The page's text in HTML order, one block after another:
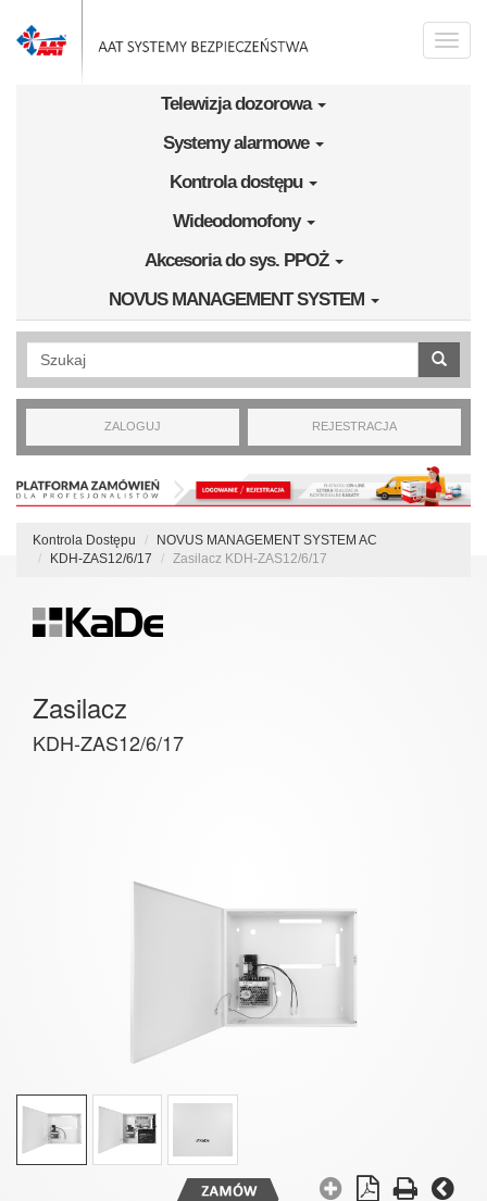
Toggle
Telewizja dozorowa
Systemy alarmowe
Kontrola dostępu
Wideodomofony
Akcesoria do sys. PPOŻ
NOVUS MANAGEMENT SYSTEM
Wyszukiwanie pełnotekstowe
ZALOGUJ REJESTRACJA
Kontrola Dostępu
NOVUS MANAGEMENT SYSTEM AC
KDH-ZAS12/6/17
Zasilacz KDH-ZAS12/6/17
Zasilacz
KDH-ZAS12/6/17